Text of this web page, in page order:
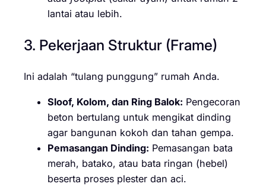
lantai atau lebih.
3. Pekerjaan Struktur (Frame)
Ini adalah “tulang punggung” rumah Anda.
Sloof, Kolom, dan Ring Balok: Pengecoran
beton bertulang untuk mengikat dinding
agar bangunan kokoh dan tahan gempa.
Pemasangan Dinding: Pemasangan bata
merah, batako, atau bata ringan (hebel)
beserta proses plester dan aci.